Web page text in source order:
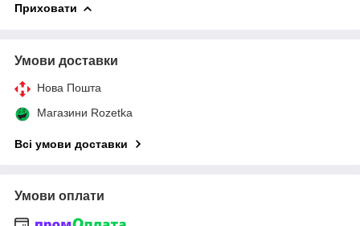
Приховати
Умови доставки
Нова Пошта
Магазини Rozetka
Всі умови доставки
Умови оплати